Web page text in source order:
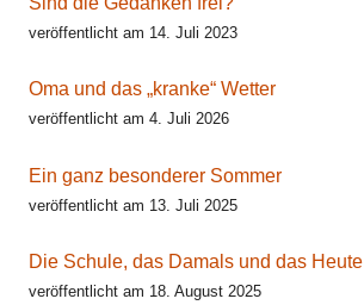
veröffentlicht am 14. Juli 2023
Oma und das „kranke“ Wetter
veröffentlicht am 4. Juli 2026
Ein ganz besonderer Sommer
veröffentlicht am 13. Juli 2025
Die Schule, das Damals und das Heute
veröffentlicht am 18. August 2025